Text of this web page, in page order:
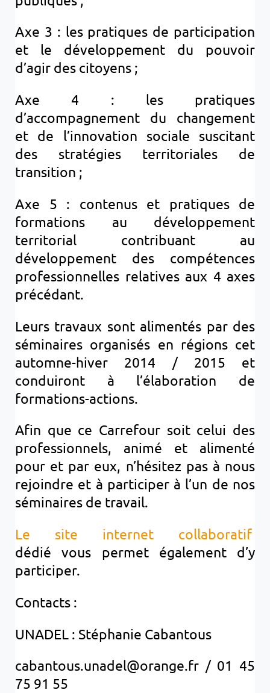
Axe 3 : les pratiques de participation
et le développement du pouvoir
d’agir des citoyens ;
Axe 4 : les pratiques
d’accompagnement du changement
et de l’innovation sociale suscitant
des stratégies territoriales de
transition ;
Axe 5 : contenus et pratiques de
formations au développement
territorial contribuant au
développement des compétences
professionnelles relatives aux 4 axes
précédant.
Leurs travaux sont alimentés par des
séminaires organisés en régions cet
automne-hiver 2014 / 2015 et
conduiront à l’élaboration de
formations-actions.
Afin que ce Carrefour soit celui des
professionnels, animé et alimenté
pour et par eux, n’hésitez pas à nous
rejoindre et à participer à l’un de nos
séminaires de travail.
Le site internet collaboratif
dédié vous permet également d’y
participer.
Contacts :
UNADEL : Stéphanie Cabantous
cabantous.unadel@orange.fr / 01 45
75 91 55